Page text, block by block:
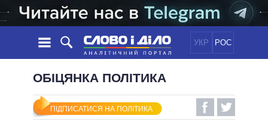
УКР РОС
НОВИНИ
СТРІЧКА
ПОДІЇ
ПОЛІТИКА
ЕКОНОМІКА
ОБIЦЯНКИ
ОБІЦЯНКА ПОЛІТИКА
ПІДПИСАТИСЯ НА ПОЛІТИКА